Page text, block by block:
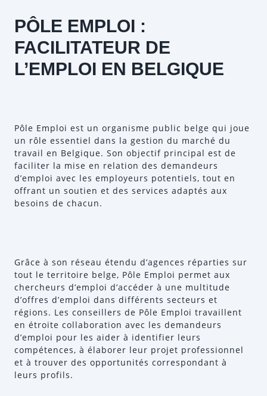
PÔLE EMPLOI :
FACILITATEUR DE
L’EMPLOI EN BELGIQUE
Pôle Emploi est un organisme public belge qui joue
un rôle essentiel dans la gestion du marché du
travail en Belgique. Son objectif principal est de
faciliter la mise en relation des demandeurs
d’emploi avec les employeurs potentiels, tout en
offrant un soutien et des services adaptés aux
besoins de chacun.
Grâce à son réseau étendu d’agences réparties sur
tout le territoire belge, Pôle Emploi permet aux
chercheurs d’emploi d’accéder à une multitude
d’offres d’emploi dans différents secteurs et
régions. Les conseillers de Pôle Emploi travaillent
en étroite collaboration avec les demandeurs
d’emploi pour les aider à identifier leurs
compétences, à élaborer leur projet professionnel
et à trouver des opportunités correspondant à
leurs profils.